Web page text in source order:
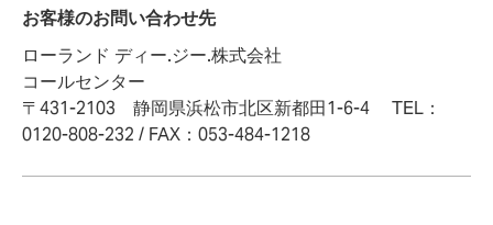
お客様のお問い合わせ先
ローランド ディー.ジー.株式会社
コールセンター
〒431-2103 静岡県浜松市北区新都田1-6-4 TEL：
0120-808-232 / FAX：053-484-1218